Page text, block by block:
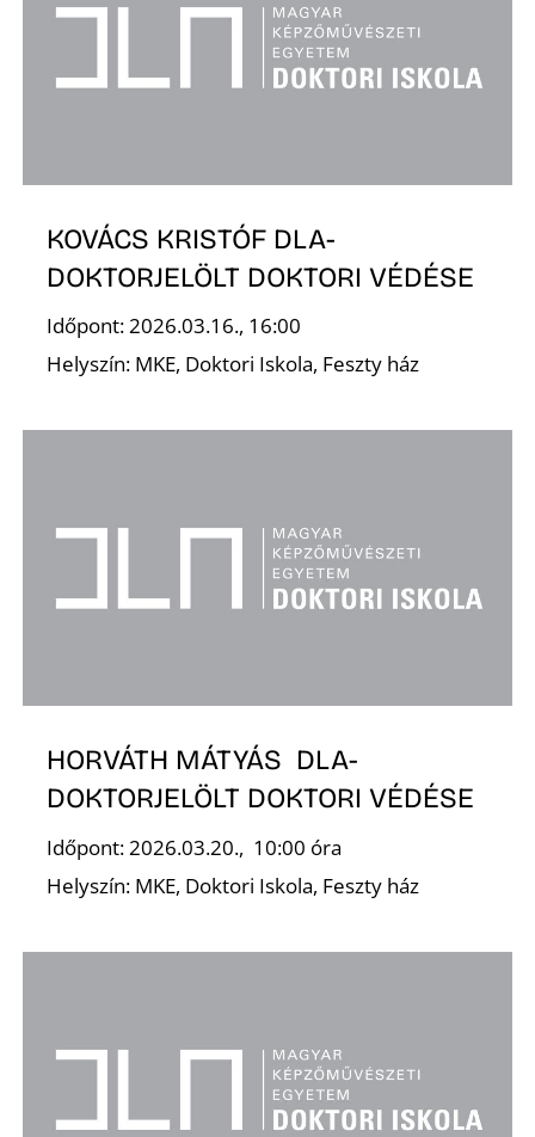
KOVÁCS KRISTÓF DLA-
DOKTORJELÖLT DOKTORI VÉDÉSE
Időpont: 2026.03.16., 16:00
Helyszín: MKE, Doktori Iskola, Feszty ház
HORVÁTH MÁTYÁS DLA-
DOKTORJELÖLT DOKTORI VÉDÉSE
Időpont: 2026.03.20., 10:00 óra
Helyszín: MKE, Doktori Iskola, Feszty ház